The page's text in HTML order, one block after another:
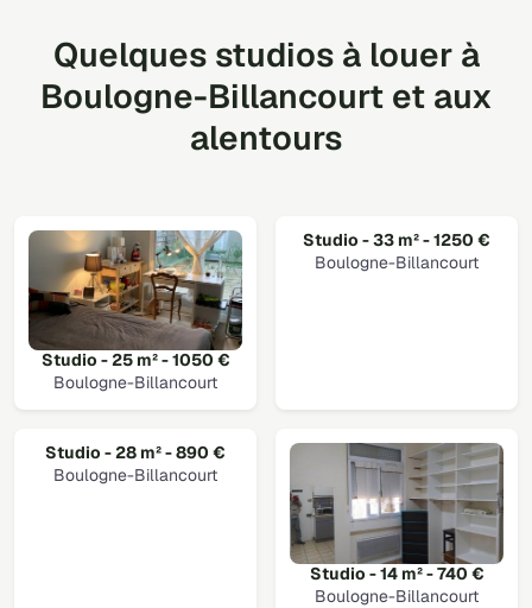
Quelques studios à louer à
Boulogne-Billancourt et aux
alentours
Studio - 25 m² - 1050 €
Boulogne-Billancourt
Studio - 33 m² - 1250 €
Boulogne-Billancourt
Studio - 28 m² - 890 €
Boulogne-Billancourt
Studio - 14 m² - 740 €
Boulogne-Billancourt